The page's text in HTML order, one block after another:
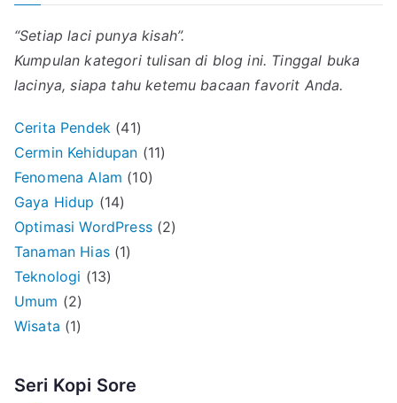
“Setiap laci punya kisah”.
Kumpulan kategori tulisan di blog ini. Tinggal buka
lacinya, siapa tahu ketemu bacaan favorit Anda.
Cerita Pendek (41)
Cermin Kehidupan (11)
Fenomena Alam (10)
Gaya Hidup (14)
Optimasi WordPress(2)
Tanaman Hias(1)
Teknologi (13)
Umum (2)
Wisata (1)
Seri Kopi Sore